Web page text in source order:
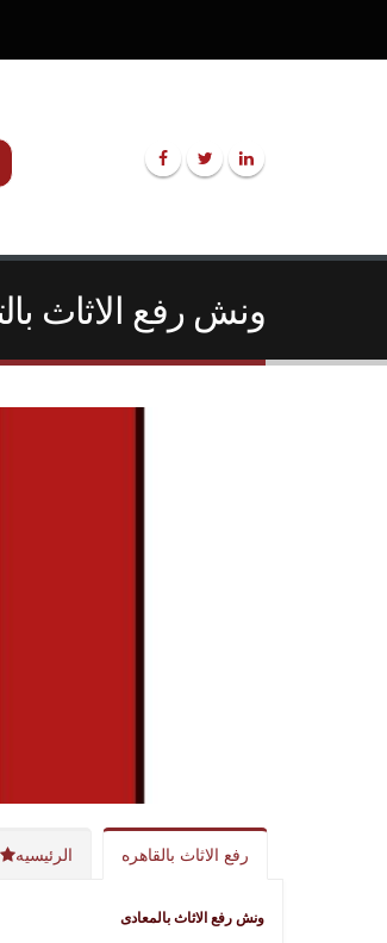
ونش رفع الاثاث
الرئيسيه رفع الاثاث بالقاهره
ونش رفع الاثاث بالمعادى